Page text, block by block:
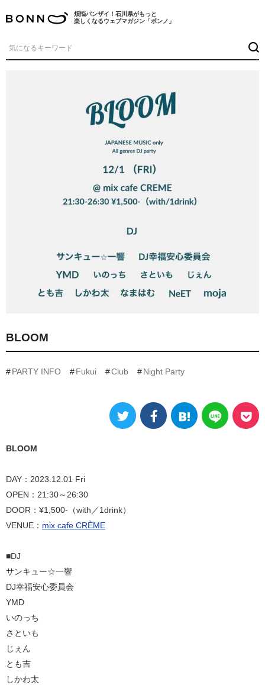
煩悩バンザイ！石川県がもっと
楽しくなるウェブマガジン「ボンノ」
BLOOM
PARTY INFO Fukui Club Night Party
BLOOM
DAY：2023.12.01 Fri
OPEN：21:30～26:30
DOOR：¥1,500-（with／1drink）
VENUE： mix cafe CRÈME
■DJ
サンキュー☆一響
DJ幸福安心委員会
YMD
いのっち
さといも
じぇん
とも吉
しかわ太